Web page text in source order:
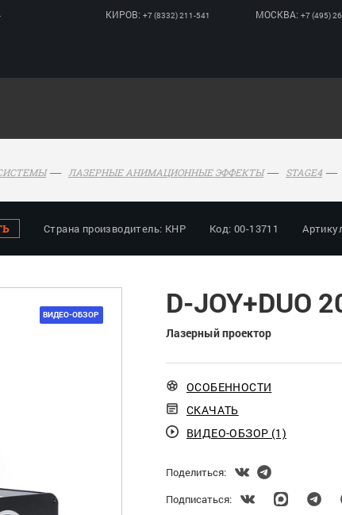
КИРОВ: +7 (8332) 211-541 МОСКВА: +7 (495)
ЛАЗЕРНЫЕ АНИМАЦИОННЫЕ ЭФФЕКТЫ STAGE4
Страна производитель: КНР Код: 00-13711
ВИДЕО-ОБЗОР D-JOY+DUO
Лазерный проектор
ОСОБЕННОСТИ
СКАЧАТЬ
ВИДЕО-ОБЗОР (1)
Поделиться:
Подписаться: